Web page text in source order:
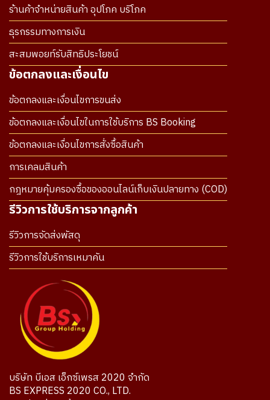
ร้านค้าจำหน่ายสินค้า อุปโภค บริโภค
ธุรกรรมทางการเงิน
สะสมพอยท์รับสิทธิประโยชน์
ข้อตกลงและเงื่อนไข
ข้อตกลงและเงื่อนไขการขนส่ง
ข้อตกลงและเงื่อนไขในการใช้บริการ BS Booking
ข้อตกลงและเงื่อนไขการสั่งซื้อสินค้า
การเคลมสินค้า
กฎหมายคุ้มครองซื้อของออนไลน์เก็บเงินปลายทาง (COD)
รีวิวการใช้บริการจากลูกค้า
รีวิวการจัดส่งพัสดุ
รีวิวการใช้บริการเหมาคัน
บริษัท บีเอส เอ็กซ์เพรส 2020 จำกัด
BS EXPRESS 2020 CO., LTD.